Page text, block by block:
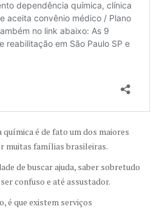
é de fato um dos maiores
muitas famílias brasileiras.
de buscar ajuda, saber sobretudo
confuso e até assustador.
é que existem serviços